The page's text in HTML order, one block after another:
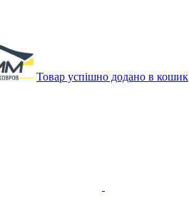
Товар успішно додано в кошик